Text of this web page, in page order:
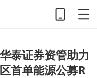
泰证券资管助力
首单能源公募R